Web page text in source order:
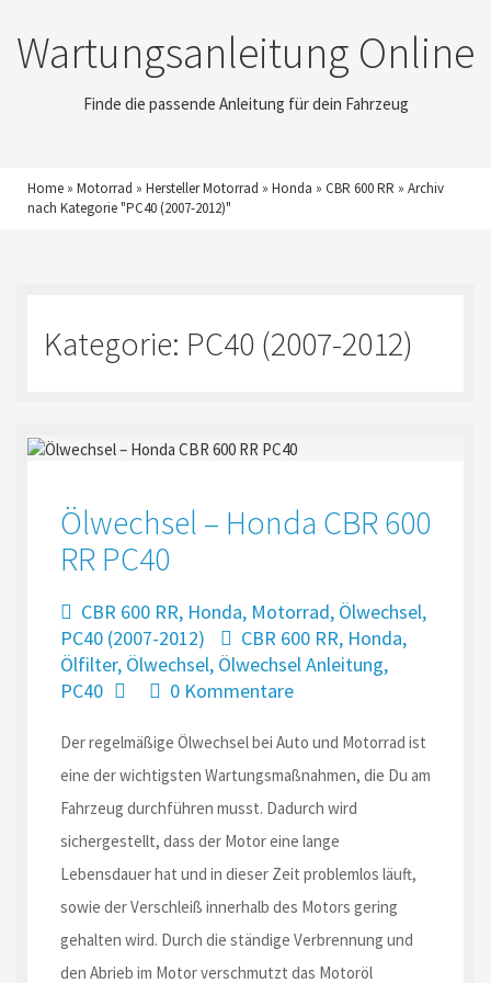
Wartungsanleitung Online
Finde die passende Anleitung für dein Fahrzeug
Home » Motorrad » Hersteller Motorrad » Honda » CBR 600 RR » Archiv
nach Kategorie "PC40 (2007-2012)"
Kategorie: PC40 (2007-2012)
Ölwechsel – Honda CBR 600
RR PC40
CBR 600 RR, Honda, Motorrad, Ölwechsel,
PC40 (2007-2012)
CBR 600 RR, Honda,
Ölfilter, Ölwechsel, Ölwechsel Anleitung,
PC40
0 Kommentare
Der regelmäßige Ölwechsel bei Auto und Motorrad ist
eine der wichtigsten Wartungsmaßnahmen, die Du am
Fahrzeug durchführen musst. Dadurch wird
sichergestellt, dass der Motor eine lange
Lebensdauer hat und in dieser Zeit problemlos läuft,
sowie der Verschleiß innerhalb des Motors gering
gehalten wird. Durch die ständige Verbrennung und
den Abrieb im Motor verschmutzt das Motoröl